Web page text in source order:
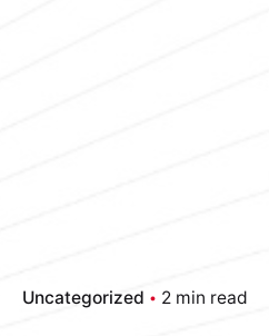
Uncategorized 2 min read